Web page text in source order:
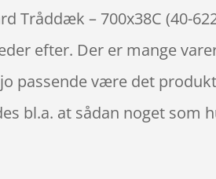
Tråddæk – 700x38C (40-
efter. Der er mange
passende være det
bl.a. at sådan noget som